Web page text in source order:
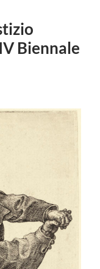
Biennale